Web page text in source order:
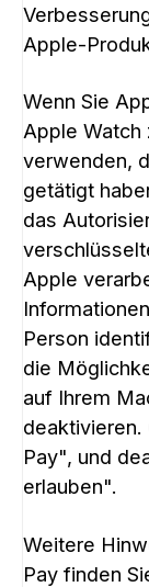
Apple-
Wenn Sie
Apple
verwenden,
getätigt
das
Apple
Person
die
auf Ihrem
deaktivieren.
Pay", und
erlauben".
Weitere
Pay finden